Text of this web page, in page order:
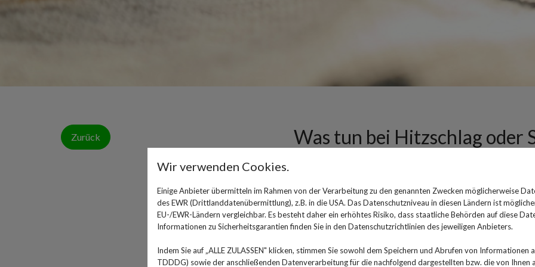
Zurück Was tun bei Hitzschlag oder
Wer sich an sehr heißen Sommertagen zu lange in
überanstrengt und wer sich dann plötzlich unwohl
Sonnenstich zugezogen haben. Beides ist
Hilfe in Anspruch zu nehmen - beim Hitzschlag
unterscheiden sich Hitzschlag und Sonnenstich?
Wir verwenden Cookies.
Einige Anbieter übermitteln im Rahmen von der Verarbeitung zu den genannten Zwecken möglicherweise
des EWR (Drittlanddatenübermittlung), z.B. in die USA. Das Datenschutzniveau in diesen Ländern ist
EU-/EWR-Ländern vergleichbar. Es besteht daher ein erhöhtes Risiko, dass staatliche Behörden auf diese
Informationen zu Sicherheitsgarantien finden Sie in den Datenschutzrichtlinien des jeweiligen Anbieters.
Indem Sie auf „ALLE ZULASSEN" klicken, stimmen Sie sowohl dem Speichern und Abrufen von Informationen
TDDDG) sowie der anschließenden Datenverarbeitung für die nachfolgend dargestellten bzw. die von Ihnen